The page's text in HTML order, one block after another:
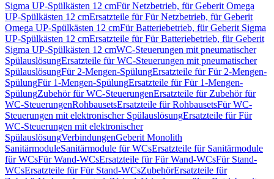
Sigma UP-Spülkästen 12 cmFür Netzbetrieb, für Geberit Omega
UP-Spülkästen 12 cmErsatzteile für Für Netzbetrieb, für Geberit
Omega UP-Spülkästen 12 cmFür Batteriebetrieb, für Geberit Sigma
UP-Spülkästen 12 cmErsatzteile für Für Batteriebetrieb, für Geberit
Sigma UP-Spülkästen 12 cmWC-Steuerungen mit pneumatischer
SpülauslösungErsatzteile für WC-Steuerungen mit pneumatischer
SpülauslösungFür 2-Mengen-SpülungErsatzteile für Für 2-Mengen-
SpülungFür 1-Mengen-SpülungErsatzteile für Für 1-Mengen-
SpülungZubehör für WC-SteuerungenErsatzteile für Zubehör für
WC-SteuerungenRohbausetsErsatzteile für RohbausetsFür WC-
Steuerungen mit elektronischer SpülauslösungErsatzteile für Für
WC-Steuerungen mit elektronischer
SpülauslösungVerbindungenGeberit Monolith
SanitärmoduleSanitärmodule für WCsErsatzteile für Sanitärmodule
für WCsFür Wand-WCsErsatzteile für Für Wand-WCsFür Stand-
WCsErsatzteile für Für Stand-WCsZubehörErsatzteile für